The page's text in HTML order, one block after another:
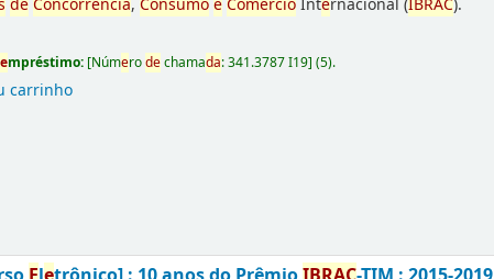
deConcorrência,ConsumoeComércioInternacional (IBRAC).
empréstimo: [Númerodechamada:341.3787 I19](5).
carrinho